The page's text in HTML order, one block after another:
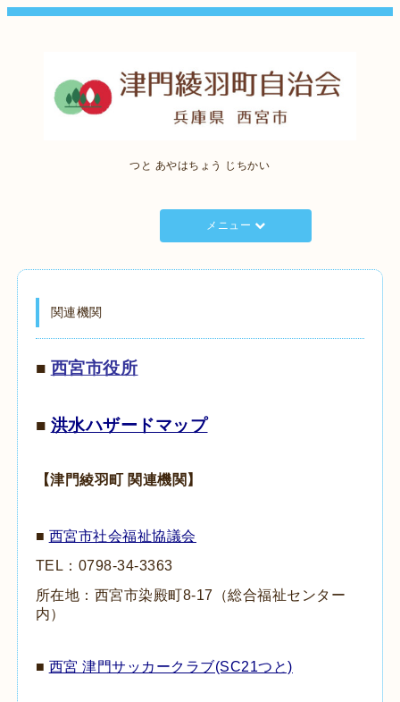
つと あやはちょう じちかい
メニュー
関連機関
■ 西宮市役所
■ 洪水ハザードマップ
【津門綾羽町 関連機関】
■ 西宮市社会福祉協議会
TEL：0798-34-3363
所在地：西宮市染殿町8-17
（総合福祉センター
内）
■ 西宮 津門サッカークラブ(SC21つと)